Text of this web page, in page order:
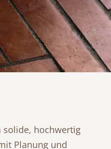
solide, hochwertig
Planung und